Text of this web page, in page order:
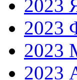
2023
2023
2023
2023